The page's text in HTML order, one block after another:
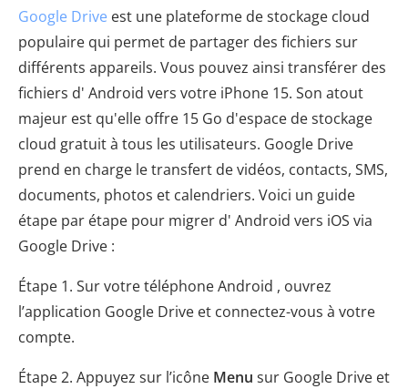
Google Drive est une plateforme de stockage cloud
populaire qui permet de partager des fichiers sur
différents appareils. Vous pouvez ainsi transférer des
fichiers d' Android vers votre iPhone 15. Son atout
majeur est qu'elle offre 15 Go d'espace de stockage
cloud gratuit à tous les utilisateurs. Google Drive
prend en charge le transfert de vidéos, contacts, SMS,
documents, photos et calendriers. Voici un guide
étape par étape pour migrer d' Android vers iOS via
Google Drive :
Étape 1. Sur votre téléphone Android , ouvrez
l’application Google Drive et connectez-vous à votre
compte.
Étape 2. Appuyez sur l’icône Menu sur Google Drive et